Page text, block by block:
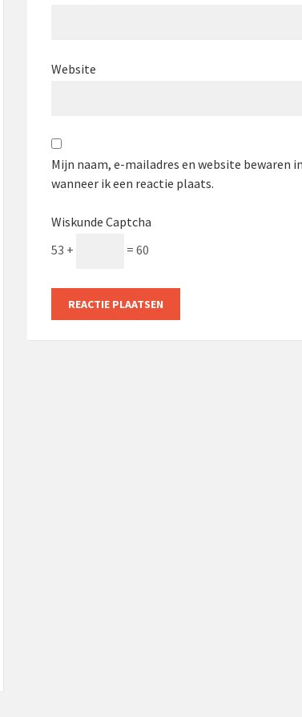
Website
Mijn naam, e-mailadres en website bewaren
wanneer ik een reactie plaats.
Wiskunde Captcha
53 +
= 60